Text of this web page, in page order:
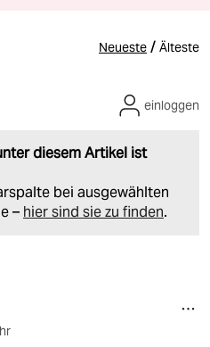
Neueste / Älteste
diesem Artikel ist
bei ausgewählten
– hier sind sie zu finden.
einloggen